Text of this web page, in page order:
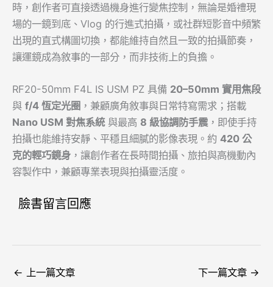
時，創作者可直接透過機身進行變焦控制，無論是婚禮現
場的一鏡到底、Vlog 的行進式拍攝，或社群短影音中頻繁
出現的直式構圖切換，都能維持自然且一致的拍攝節奏，
讓運鏡成為敘事的一部分，而非技術上的負擔。
RF20-50mm F4L IS USM PZ 具備 20–50mm 實用焦段
與 f/4 恆定光圈 ，兼顧廣角敘事與日常特寫需求；搭載
Nano USM 對焦系統與最高 8 級協調防手震 ，即使手持
拍攝也能維持安靜、平穩且細膩的影像表現。約 420 公
克的輕巧鏡身 ，讓創作者在長時間拍攝、旅拍與高機動內
容製作中，兼顧專業表現與拍攝靈活度。
臉書留言回應
← 上一篇文章 下一篇文章 →